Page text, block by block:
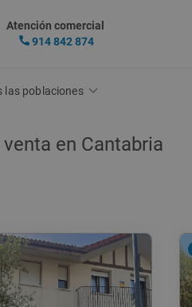
Atención comercial
914 842 874
las poblaciones
en Cantabria